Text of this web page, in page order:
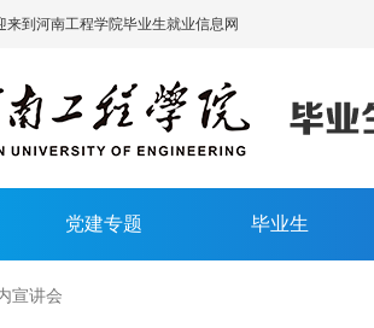
到河南工程学院毕业生就业信息网
党建专题 毕业生
宣讲会